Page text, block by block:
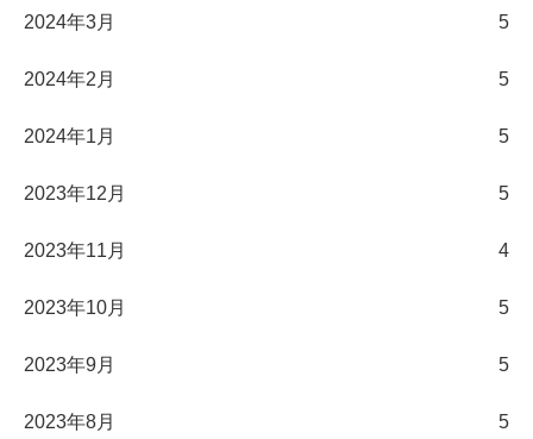
2024年3月 5
2024年2月 5
2024年1月 5
2023年12月 5
2023年11月 4
2023年10月 5
2023年9月 5
2023年8月 5